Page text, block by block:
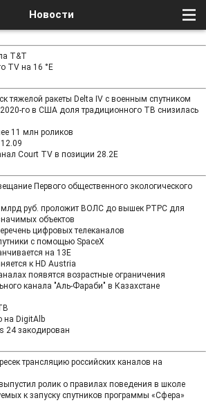
Новости
T&T
TV на 16 °E
тяжелой ракеты Delta IV с военным спутником
го в США доля традиционного ТВ снизилась
11 млн роликов
Court TV в позиции 28.2E
Первого общественного экологического
млрд руб. проложит ВОЛС до вышек РТРС для
объектов
цифровых телеканалов
с помощью SpaceX
на 13Е
к HD Austria
появятся возрастные ограничения
канала "Аль-Фараби" в Казахстане
на DigitAlb
24 закодирован
трансляцию российских каналов на
ролик о правилах поведения в школе
к запуску спутников программы «Сфера»